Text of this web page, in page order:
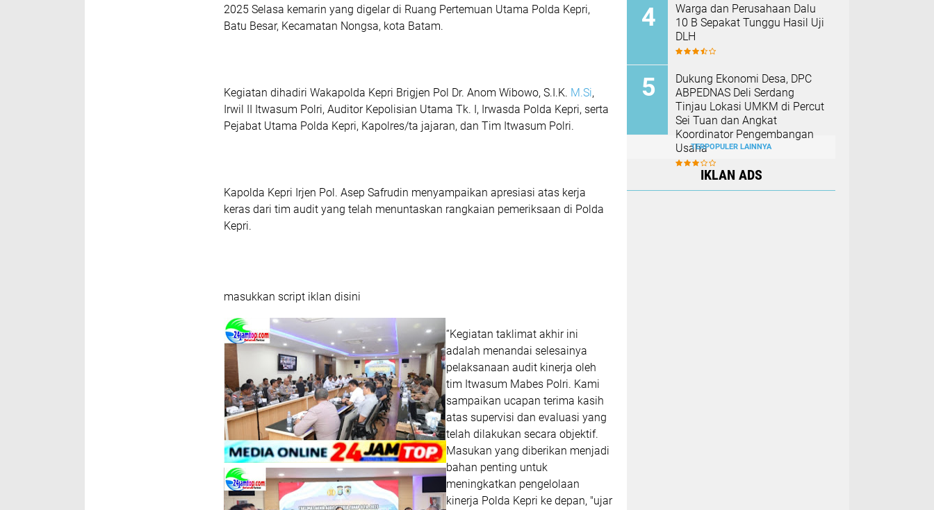
2025 Selasa kemarin yang digelar di Ruang Pertemuan Utama Polda Kepri,
Batu Besar, Kecamatan Nongsa, kota Batam.
Kegiatan dihadiri Wakapolda Kepri Brigjen Pol Dr. Anom Wibowo, S.I.K. M.Si,
Irwil II Itwasum Polri, Auditor Kepolisian Utama Tk. I, Irwasda Polda Kepri, serta
Pejabat Utama Polda Kepri, Kapolres/ta jajaran, dan Tim Itwasum Polri.
Kapolda Kepri Irjen Pol. Asep Safrudin menyampaikan apresiasi atas kerja
keras dari tim audit yang telah menuntaskan rangkaian pemeriksaan di Polda
Kepri.
masukkan script iklan disini
“Kegiatan taklimat akhir ini
adalah menandai selesainya
pelaksanaan audit kinerja oleh
tim Itwasum Mabes Polri. Kami
sampaikan ucapan terima kasih
atas supervisi dan evaluasi yang
telah dilakukan secara objektif.
Masukan yang diberikan menjadi
bahan penting untuk
meningkatkan pengelolaan
kinerja Polda Kepri ke depan, "ujar
Warga dan Perusahaan Dalu
10 B Sepakat Tunggu Hasil Uji
DLH
Dukung Ekonomi Desa, DPC
ABPEDNAS Deli Serdang
Tinjau Lokasi UMKM di Percut
Sei Tuan dan Angkat
Koordinator Pengembangan
UsahaTERPOPULER LAINNYA
IKLAN ADS